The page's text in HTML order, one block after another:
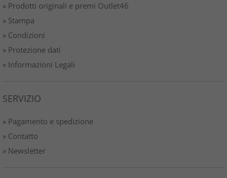
» Prodotti originali e premi Outlet46
» Stampa
» Condizioni
» Protezione dati
» Informazioni Legali
SERVIZIO
» Pagamento e spedizione
» Contatto
» Newsletter